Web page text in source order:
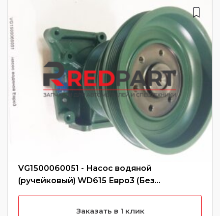
VG1500060051 - Насос водяной
(ручейковый) WD615 Евро3 (Без
характеристики)
Заказать в 1 клик